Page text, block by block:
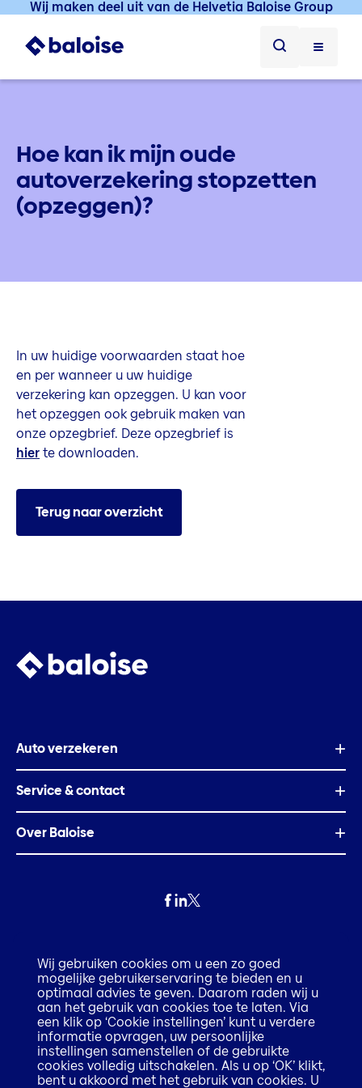
Wij gebruiken cookies om u een zo goed
mogelijke gebruikerservaring te bieden en u
optimaal advies te geven. Daarom raden wij u
aan het gebruik van cookies toe te laten. Via
een klik op ‘Cookie instellingen’ kunt u verdere
informatie opvragen, uw persoonlijke
instellingen samenstellen of de gebruikte
cookies volledig uitschakelen. Als u op ‘OK’ klikt,
bent u akkoord met het gebruik van cookies. U
Wij maken deel uit van de Helvetia Baloise Group
Hoe kan ik mijn oude
autoverzekering stopzetten
(opzeggen)?
In uw huidige voorwaarden staat hoe
en per wanneer u uw huidige
verzekering kan opzeggen. U kan voor
het opzeggen ook gebruik maken van
onze opzegbrief. Deze opzegbrief is
hierte downloaden.
Terug naar overzicht
Auto verzekeren
Service & contact
Over Baloise
Fraude
Disclaimer
Execution only disclaimer